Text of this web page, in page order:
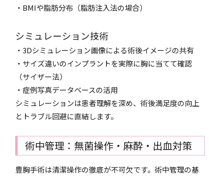
・BMIや脂肪分布（脂肪注入法の場合）
シミュレーション技術
・3Dシミュレーション画像による術後イメージの共有
・サイズ違いのインプラントを実際に胸に当てて確認
（サイザー法）
・症例写真データベースの活用
シミュレーションは患者理解を深め、術後満足度の向上
とトラブル回避に直結します。
術中管理：無菌操作・麻酔・出血対策
豊胸手術は清潔操作の徹底が不可欠です。術中管理の基